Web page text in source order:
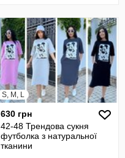
S, M, L
630 грн
42-48 Трендова сукня
футболка з натуральної
тканини